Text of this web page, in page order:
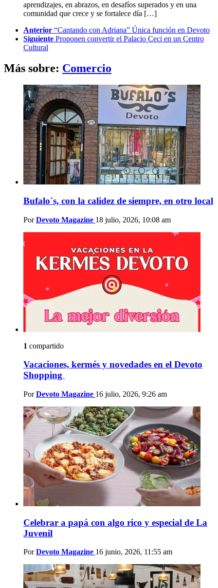
aprendizajes, en abrazos, en desafíos superados y en una
comunidad que crece y se fortalece día […]
more
Anterior “Cantando con Adriana” Única función en Devoto
Siguiente Proponen convertir el Palacio Ceci en un Centro
Cultural
Más sobre: Comercio
Bufalo`s, con la calidez de siempre, en otro local
Por Devoto Magazine 18 julio, 2026, 10:08 am
1 compartido
Vacaciones, kermés y novedades en el Devoto
Shopping
Por Devoto Magazine 16 julio, 2026, 9:26 am
Celebrar a papá con algo rico y especial de La
Juvenil
Por Devoto Magazine 16 junio, 2026, 11:55 am